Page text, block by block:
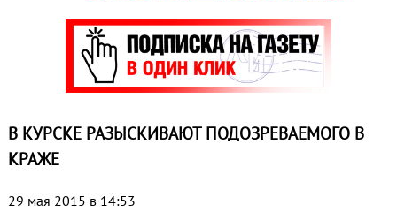
В КУРСКЕ РАЗЫСКИВАЮТ ПОДОЗРЕВАЕМОГО В
КРАЖЕ
29 мая 2015 в 14:53